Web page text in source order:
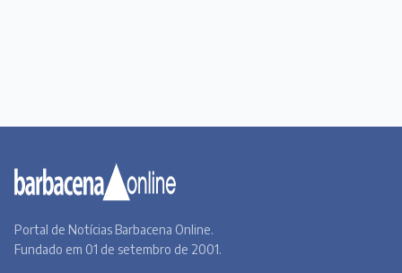
Portal de Notícias Barbacena Online.
Fundado em 01 de setembro de 2001.